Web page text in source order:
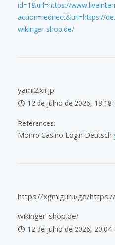
id=1&url=https://
action=redirect&url=https://
wikinger-shop.de/
yami2.xii.jp
12 de julho de 2026, 18:18
References:
Monro Casino Login Deutsch
https://xgm.guru/go/
wikinger-shop.de/
12 de julho de 2026, 20:04